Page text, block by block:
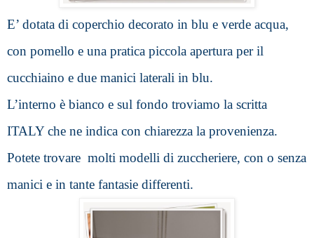
E’ dotata di coperchio decorato in blu e verde acqua,
con pomello e una pratica piccola apertura per il
cucchiaino e due manici laterali in blu.
L’interno è bianco e sul fondo troviamo la scritta
ITALY che ne indica con chiarezza la provenienza.
Potete trovare  molti modelli di zuccheriere, con o senza
manici e in tante fantasie differenti.